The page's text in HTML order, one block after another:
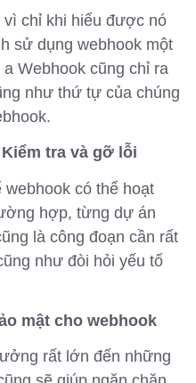
chỉ khi hiểu được nó
sử dụng webhook một
Webhook cũng chỉ ra
như thứ tự của chúng
tra và gỡ lỗi
có thể hoạt
hợp, từng dự án
là công đoạn cần rất
như đòi hỏi yếu tố
mật cho webhook
rất lớn đến những